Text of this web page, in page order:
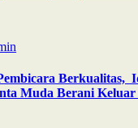
Berkualitas,
Muda Berani